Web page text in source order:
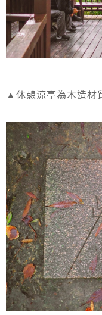
▲休憩涼亭為木造材